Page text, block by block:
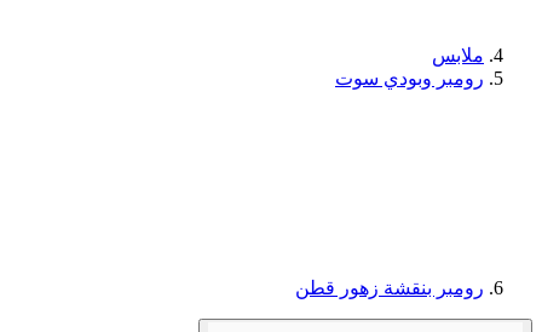
ملابس
رومبر وبودي سوت
رومبر بنقشة زهور قطن